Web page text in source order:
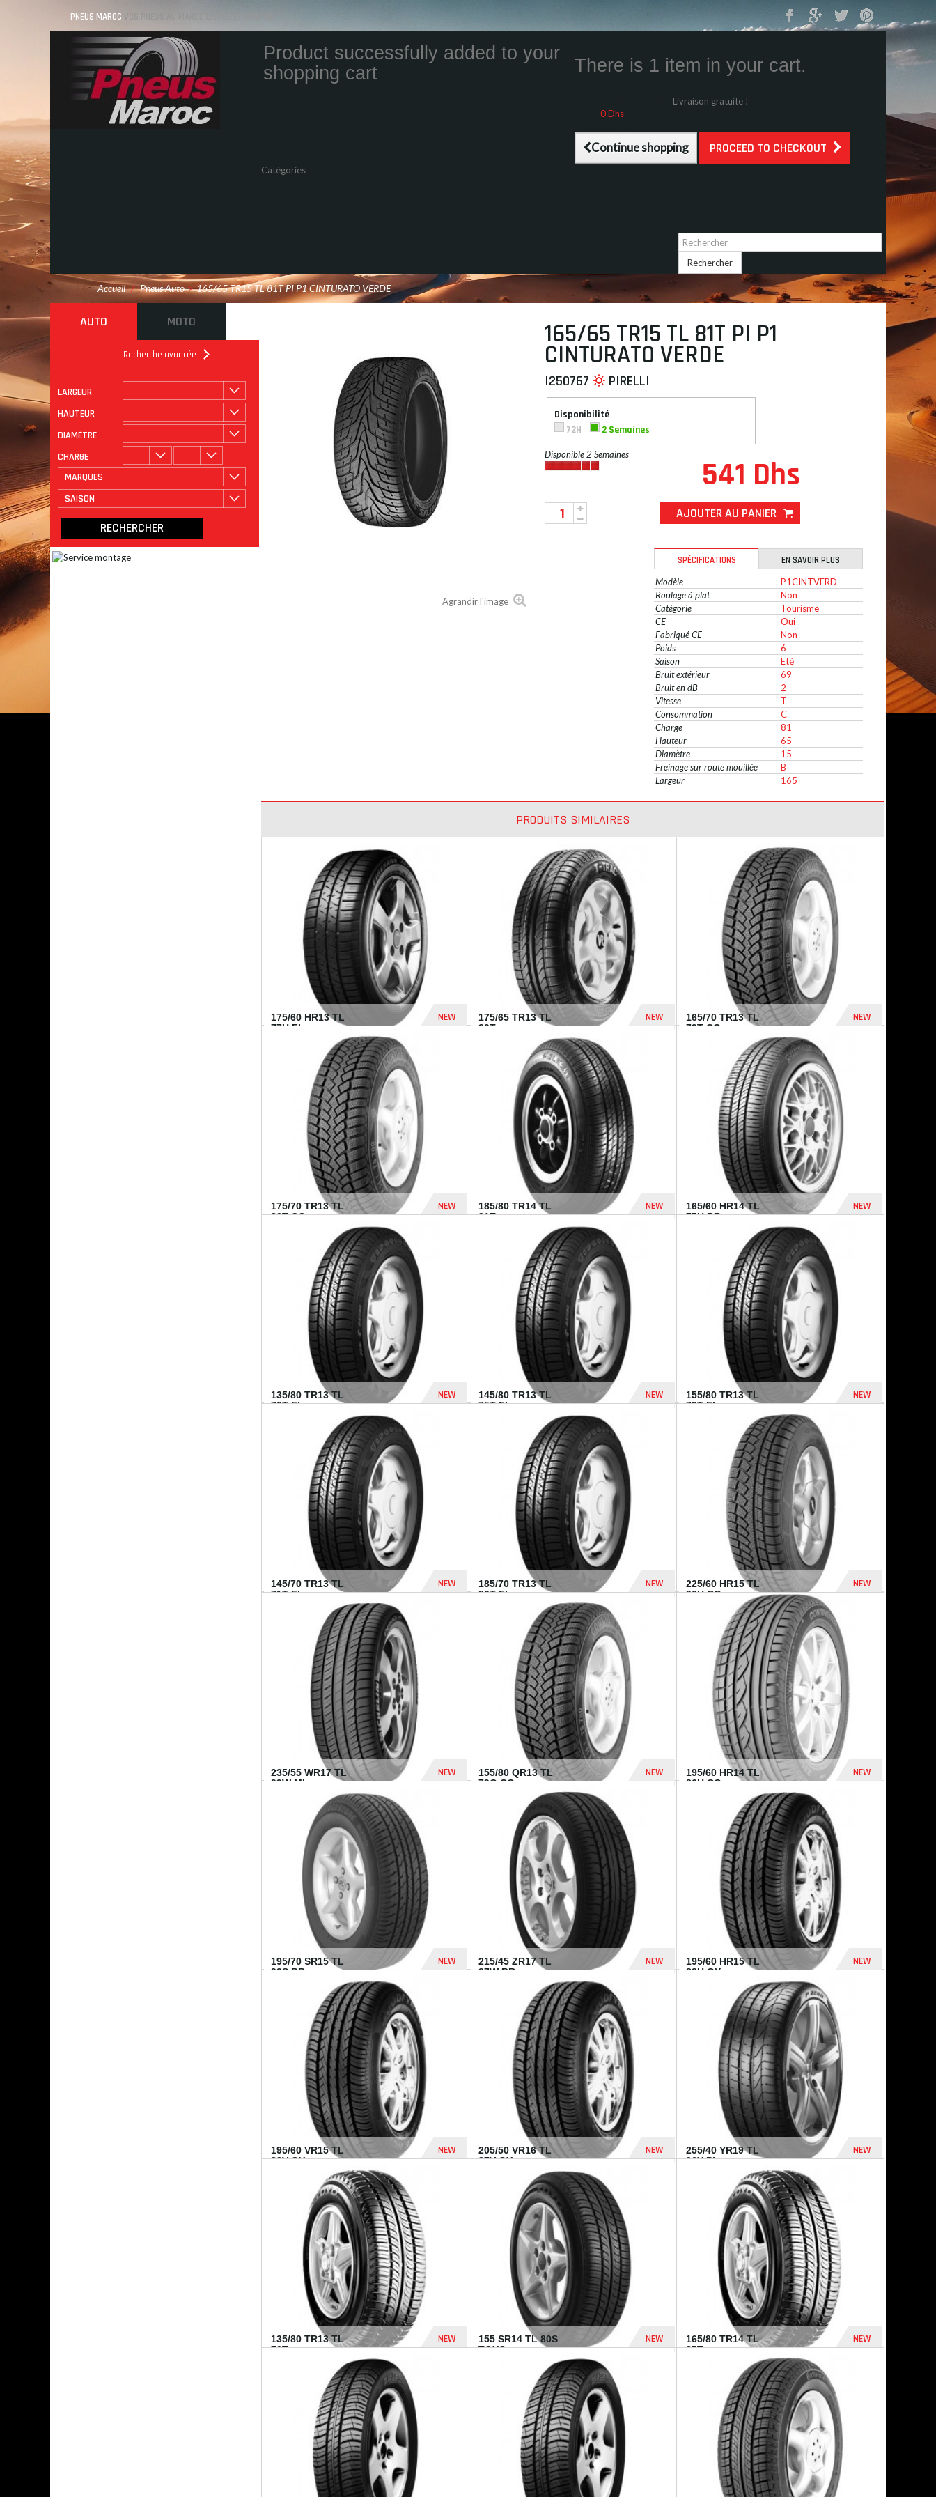
PNEUS MAROC VOS PNEUS AU MAROC LIVRÉS ET MONTÉS
Product successfully added to your
shopping cart
There is 1 item in your cart.
Livraison gratuite !
0 Dhs
Continue shopping PROCEED TO CHECKOUT
Catégories
Rechercher
Accueil / Pneus Auto > 165/65 TR15 TL 81T PI P1 CINTURATO VERDE
AUTO MOTO
Recherche avancée
LARGEUR
HAUTEUR
DIAMÈTRE
CHARGE
MARQUES
SAISON
ROULAGE À PLAT
Agrandir l'image
165/65 TR15 TL 81T PI P1
CINTURATO VERDE
I250767 PIRELLI
Disponibilité
72H
2 Semaines
Disponible 2 Semaines
541 Dhs
AJOUTER AU PANIER
SPÉCIFICATIONS
EN SAVOIR PLUS
Modèle
P1CINTVERD
Roulage à plat
Non
Catégorie
Tourisme
CE
Oui
Fabriqué CE
Non
Poids
6
Saison
Eté
Bruit extérieur
69
Bruit en dB
2
Vitesse
T
Consommation
C
Charge
81
Hauteur
65
Diamètre
15
Freinage sur route mouillée
B
Largeur
165
PRODUITS SIMILAIRES
175/60 HR13 TL
77H FI...
NEW
394 Dhs
175/65 TR13 TL
80T...
NEW
165/70 TR13 TL
79T CO...
NEW
364 Dhs
175/70 TR13 TL
82T CO...
NEW
185/80 TR14 TL
91T...
NEW
448 Dhs
165/60 HR14 TL
75H BR...
NEW
135/80 TR13 TL
70T FI...
NEW
145/80 TR13 TL
75T FI...
NEW
155/80 TR13 TL
79T FI...
NEW
145/70 TR13 TL
71T FI...
NEW
185/70 TR13 TL
86T FI...
NEW
432 Dhs
225/60 HR15 TL
96H CO...
NEW
1 040 Dhs
235/55 WR17 TL
99W MI...
NEW
1 182 Dhs
155/80 QR13 TL
79Q CO...
NEW
195/60 HR14 TL
86H CO...
NEW
790 Dhs
195/70 SR15 TL
92S BR...
NEW
837 Dhs
215/45 ZR17 TL
87W BR...
NEW
955 Dhs
195/60 HR15 TL
88H GY...
NEW
195/60 VR15 TL
88V GY...
NEW
205/50 VR16 TL
87V GY...
NEW
255/40 YR19 TL
96Y PI...
NEW
1 771 Dhs
135/80 TR13 TL
70T...
NEW
155 SR14 TL 80S
TOYO...
NEW
165/80 TR14 TL
85T...
NEW
458 Dhs